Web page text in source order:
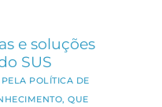
e soluções
SUS
PELA POLÍTICA DE
QUE